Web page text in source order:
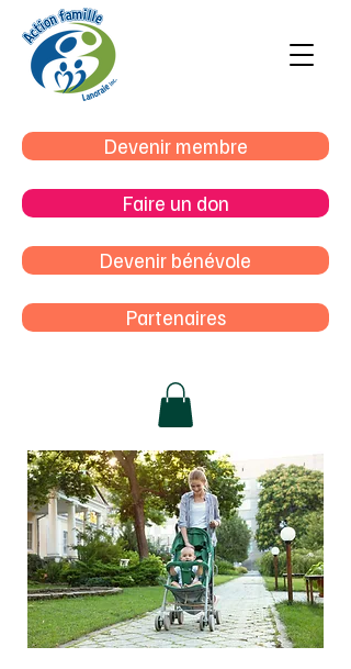
Devenir membre
Faire un don
Devenir bénévole
Partenaires